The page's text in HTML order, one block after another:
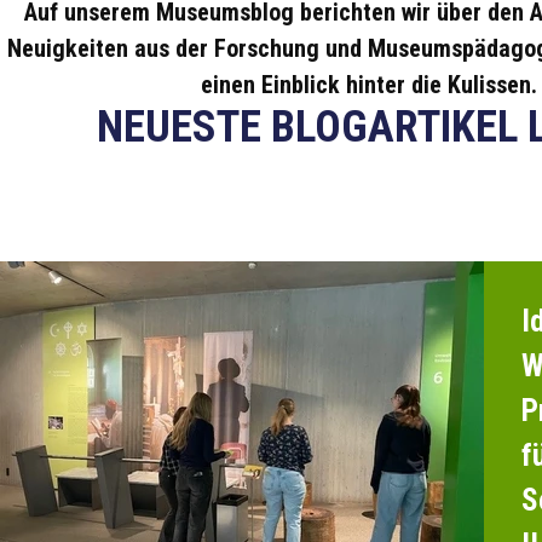
Auf unserem Museumsblog berichten wir über den
Neuigkeiten aus der Forschung und
einen Einblick hinter die Kulissen.
NEUESTE BLOGARTIKEL